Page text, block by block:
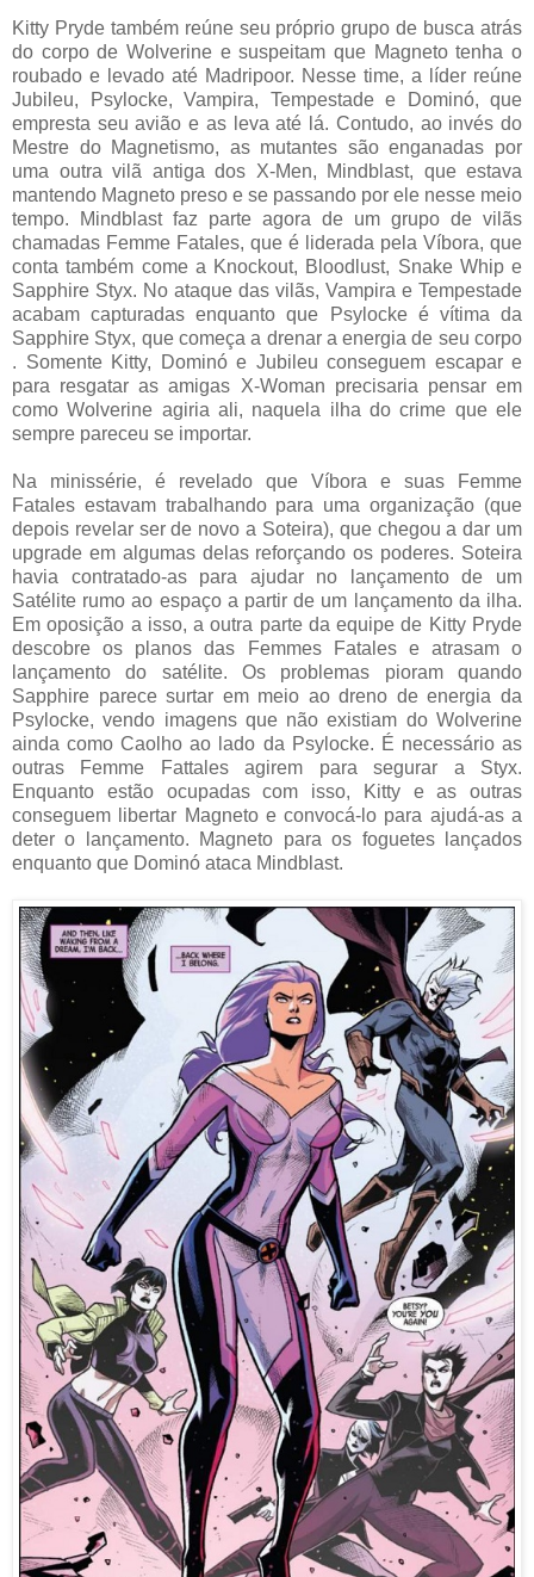
Kitty Pryde também reúne seu próprio grupo de busca atrás
do corpo de Wolverine e suspeitam que Magneto tenha o
roubado e levado até Madripoor. Nesse time, a líder reúne
Jubileu, Psylocke, Vampira, Tempestade e Dominó, que
empresta seu avião e as leva até lá. Contudo, ao invés do
Mestre do Magnetismo, as mutantes são enganadas por
uma outra vilã antiga dos X-Men, Mindblast, que estava
mantendo Magneto preso e se passando por ele nesse meio
tempo. Mindblast faz parte agora de um grupo de vilãs
chamadas Femme Fatales, que é liderada pela Víbora, que
conta também come a Knockout, Bloodlust, Snake Whip e
Sapphire Styx. No ataque das vilãs, Vampira e Tempestade
acabam capturadas enquanto que Psylocke é vítima da
Sapphire Styx, que começa a drenar a energia de seu corpo
. Somente Kitty, Dominó e Jubileu conseguem escapar e
para resgatar as amigas X-Woman precisaria pensar em
como Wolverine agiria ali, naquela ilha do crime que ele
sempre pareceu se importar.
Na minissérie, é revelado que Víbora e suas Femme
Fatales estavam trabalhando para uma organização (que
depois revelar ser de novo a Soteira), que chegou a dar um
upgrade em algumas delas reforçando os poderes. Soteira
havia contratado-as para ajudar no lançamento de um
Satélite rumo ao espaço a partir de um lançamento da ilha.
Em oposição a isso, a outra parte da equipe de Kitty Pryde
descobre os planos das Femmes Fatales e atrasam o
lançamento do satélite. Os problemas pioram quando
Sapphire parece surtar em meio ao dreno de energia da
Psylocke, vendo imagens que não existiam do Wolverine
ainda como Caolho ao lado da Psylocke. É necessário as
outras Femme Fattales agirem para segurar a Styx.
Enquanto estão ocupadas com isso, Kitty e as outras
conseguem libertar Magneto e convocá-lo para ajudá-as a
deter o lançamento. Magneto para os foguetes lançados
enquanto que Dominó ataca Mindblast.